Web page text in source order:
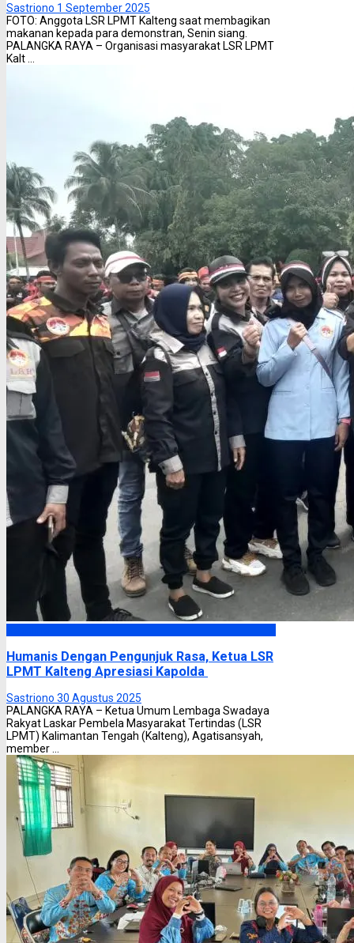
Sastriono 1 September 2025
FOTO: Anggota LSR LPMT Kalteng saat membagikan
makanan kepada para demonstran, Senin siang.
PALANGKA RAYA – Organisasi masyarakat LSR LPMT
Kalt ...
Humanis Dengan Pengunjuk Rasa, Ketua LSR
LPMT Kalteng Apresiasi Kapolda
Sastriono 30 Agustus 2025
PALANGKA RAYA – Ketua Umum Lembaga Swadaya
Rakyat Laskar Pembela Masyarakat Tertindas (LSR
LPMT) Kalimantan Tengah (Kalteng), Agatisansyah,
member ...